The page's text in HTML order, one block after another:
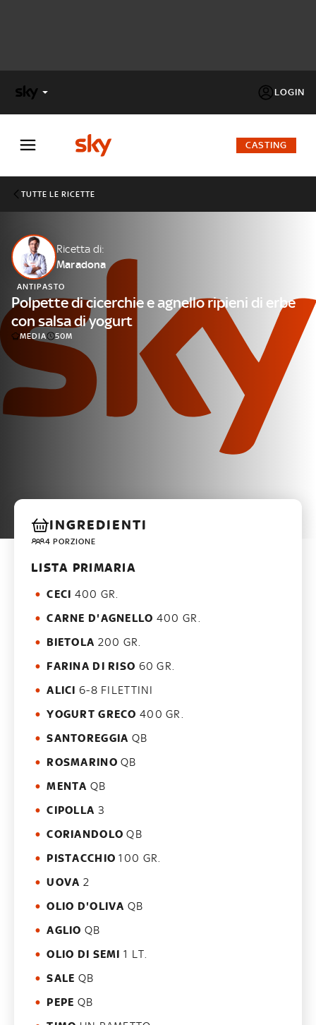
LOGIN
FACTOR
Cos’altro vedere:
PROGRAMMI SKY
Un mondo di offerte:
SKY.IT
NOW
CASTING
TUTTE LE RICETTE
Ricetta di:
Maradona
ANTIPASTO
Polpette di cicerchie e agnello ripieni di erbe
con salsa di yogurt
MEDIA 50M
INGREDIENTI
4 PORZIONE
LISTA PRIMARIA
CECI 400 GR.
CARNE D'AGNELLO 400 GR.
BIETOLA 200 GR.
FARINA DI RISO 60 GR.
ALICI 6-8 FILETTINI
YOGURT GRECO 400 GR.
SANTOREGGIA QB
ROSMARINO QB
MENTA QB
CIPOLLA 3
CORIANDOLO QB
PISTACCHIO 100 GR.
UOVA 2
OLIO D'OLIVA QB
AGLIO QB
OLIO DI SEMI 1 LT.
SALE QB
PEPE QB